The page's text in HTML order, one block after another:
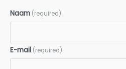
Naam (required)
E-mail (required)